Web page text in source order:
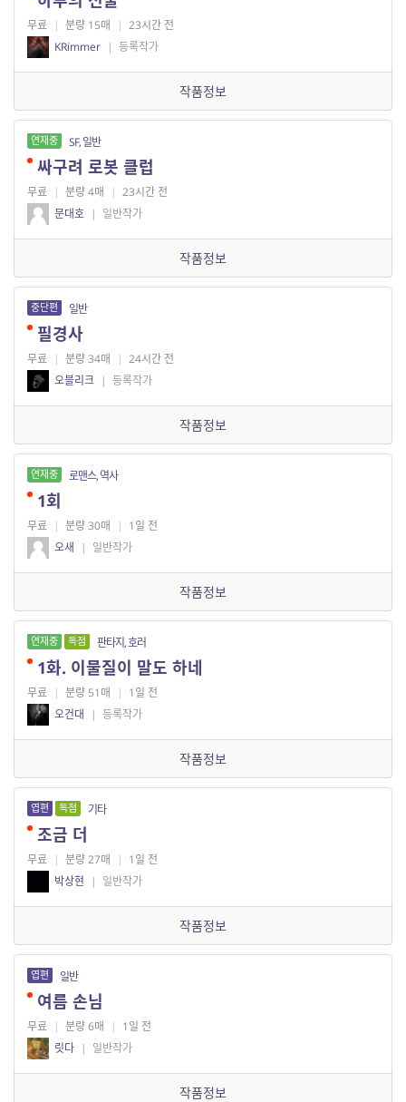
무료 | 분량 15매 | 23시간 전
KRimmer | 등록작가
작품정보
연재중 SF, 일반
싸구려 로봇 클럽
무료 | 분량 4매 | 23시간 전
문대호 | 일반작가
작품정보
중단편 일반
필경사
무료 | 분량 34매 | 24시간 전
오블리크 | 등록작가
작품정보
연재중 로맨스, 역사
1회
무료 | 분량 30매 | 1일 전
오새
| 일반작가
작품정보
연재중 독점 판타지, 호러
1화. 이물질이 말도 하네
무료 | 분량 51매 | 1일 전
오건대
| 등록작가
작품정보
엽편 독점 기타
조금 더
무료 | 분량 27매 | 1일 전
박상현
| 일반작가
작품정보
엽편 일반
여름 손님
무료 | 분량 6매 | 1일 전
릿다 | 일반작가
작품정보